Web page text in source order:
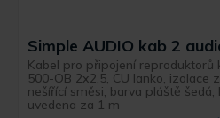
Simple AUDIO kab 2
Kabel pro připojení reproduktorů
500-OB 2x2,5, CU lanko, izolace
nešířící směsi, barva pláště
uvedena za 1 m